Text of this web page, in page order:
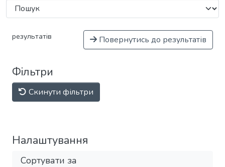
результатів Повернутись до результатів
Фільтри
Скинути фільтри
Налаштування
Сортувати за